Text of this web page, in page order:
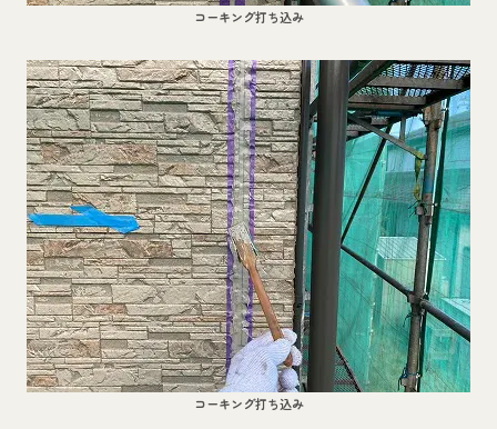
コーキング打ち込み
コーキング打ち込み